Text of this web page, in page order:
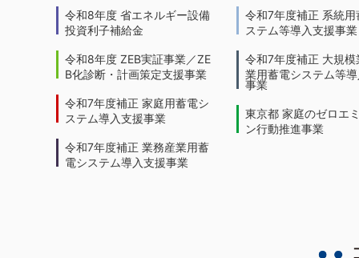
令和8年度 省エネルギー設備
投資利子補給金
令和8年度 ZEB実証事業／ZE
B化診断・計画策定支援事業
令和7年度補正 家庭用蓄電シ
ステム導入支援事業
令和7年度補正 業務産業用蓄
電システム導入支援事業
令和7年度補正 系統用
ステム等導入支援事業
令和7年度補正 大規模
業用蓄電システム等
事業
東京都 家庭のゼロエ
ン行動推進事業